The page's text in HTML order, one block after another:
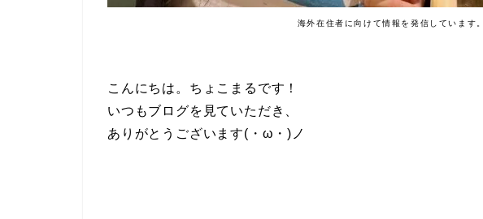
海外在住者に向けて情報を発信しています。
こんにちは。ちょこまるです！
いつもブログを見ていただき、
ありがとうございます(・ω・)ノ